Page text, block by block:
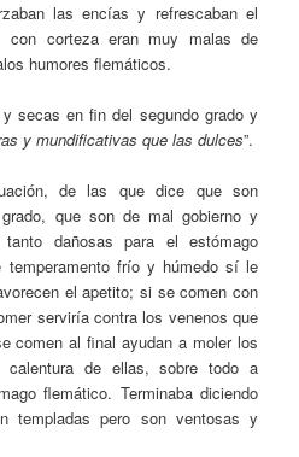
las encías y refrescaban el
con corteza eran muy malas de
humores flemáticos.
secas en fin del segundo grado y
y mundificativas que las dulces”.
de las que dice que son
que son de mal gobierno y
dañosas para el estómago
frío y húmedo sí le
el apetito; si se comen con
serviría contra los venenos que
comen al final ayudan a moler los
de ellas, sobre todo a
flemático. Terminaba diciendo
templadas pero son ventosas y